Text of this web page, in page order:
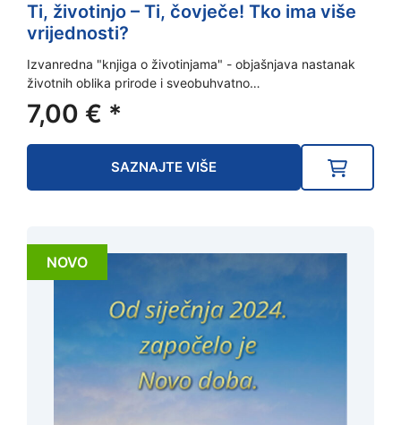
Ti, životinjo – Ti, čovječe! Tko ima više
vrijednosti?
Izvanredna "knjiga o životinjama" - objašnjava nastanak
životnih oblika prirode i sveobuhvatno…
7,00 € *
SAZNAJTE VIŠE
NOVO